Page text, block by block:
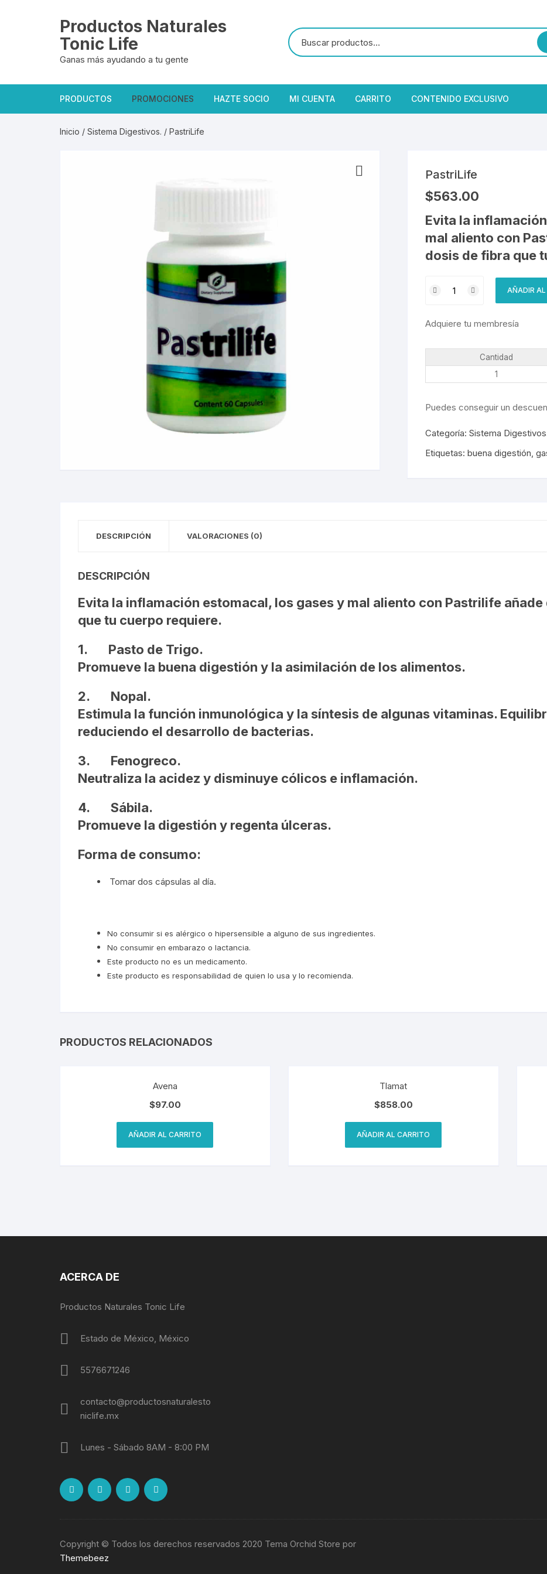
Productos Naturales
Tonic Life
Ganas más ayudando a tu gente
PRODUCTOS PROMOCIONES
Oficiales Tonic Life
HAZTE SOCIO MI CUENTA CARRITO CONTENIDO EXCLUSIVO
Inicio / Sistema Digestivos. / PastriLife
PastriLife
$563.00
Evita la
mal aliento con
dosis de fibra que
cantidad
AÑADIR
Adquiere tu membresía
Cantidad
1
Puedes conseguir un
Categoría: Sistema
Etiquetas: buena digestión,
DESCRIPCIÓN VALORACIONES (0)
DESCRIPCIÓN
Evita la inflamación estomacal, los gases y mal aliento con Pastrilife
que tu cuerpo requiere.
1. Pasto de Trigo.
Promueve la buena digestión y la asimilación de los alimentos.
2. Nopal.
Estimula la función inmunológica y la síntesis de algunas vitaminas.
reduciendo el desarrollo de bacterias.
3. Fenogreco.
Neutraliza la acidez y disminuye cólicos e inflamación.
4. Sábila.
Promueve la digestión y regenta úlceras.
Forma de consumo:
Tomar dos cápsulas al día.
No consumir si es alérgico o hipersensible a alguno de sus ingredientes.
No consumir en embarazo o lactancia.
Este producto no es un medicamento.
Este producto es responsabilidad de quien lo usa y lo recomienda.
PRODUCTOS RELACIONADOS
Avena
$97.00
AÑADIR AL CARRITO
Tlamat
$858.00
AÑADIR AL CARRITO
ACERCA DE
Productos Naturales Tonic Life
Estado de México, México
5576671246
contacto@productosnaturalesto
niclife.mx
Lunes - Sábado 8AM - 8:00 PM
Copyright © Todos los derechos reservados 2020 Tema Orchid Store por
Themebeez